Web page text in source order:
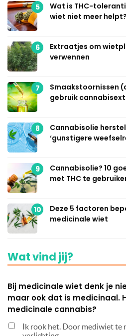
5
Wat is THC-
wiet niet meer helpt?
6
Extraatjes om
verwennen
7
Smaakstoornissen
gebruik
8
Cannabisolie
‘gunstigere
9
Cannabisolie? 10
met THC te
10
Deze 5 factoren
medicinale wiet
Wat vind jij?
Bij medicinale wiet denk je
maar ook dat is medicinaal.
medicinale cannabis?
Ik rook het. Door mediwiet te